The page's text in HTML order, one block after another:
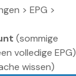
> EPG >
(sommige
volledige EPG)
wissen)